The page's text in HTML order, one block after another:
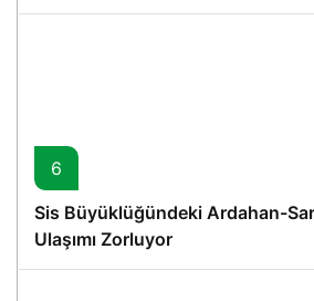
6
Sis Büyüklüğündeki Ardahan-
Ulaşımı Zorluyor